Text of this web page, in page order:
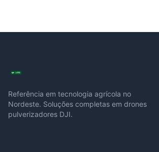
Referência em tecnologia agrícola no
Nordeste. Soluções completas em drones
pulverizadores DJI.